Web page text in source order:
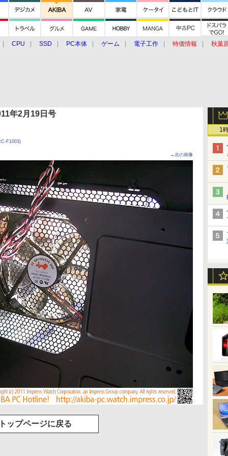
CPU SSD PC本体 ゲーム 電子工作 特価情報
秋葉
1
年2月19日号
F1003)
→次の画像
ップページに戻る